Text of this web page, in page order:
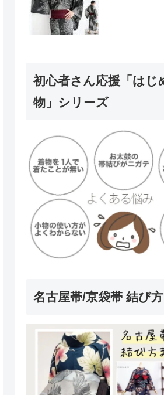
初心者さん応援「はじ
物」シリーズ
名古屋帯/京袋帯 結び